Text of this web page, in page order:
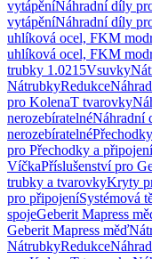
vytápěníNáhradní díly
vytápěníNáhradní díly
uhlíková ocel, FKM
uhlíková ocel, FKM
trubky 1.0215Vsuvky
NátrubkyRedukce
pro KolenaT tvarovky
nerozebíratelnéNáhradní
nerozebíratelné
pro Přechodky a
VíčkaPříslušenství pro
trubky a tvarovkyKryty
pro připojeníSystémová
spojeGeberit Mapress
Geberit Mapress měď
NátrubkyRedukce